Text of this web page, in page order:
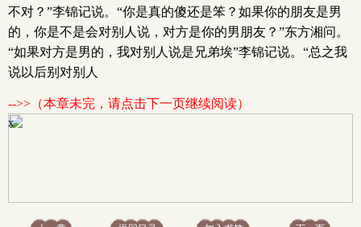
不对？”李锦记说。“你是真的傻还是笨？如果你的朋友是男
的，你是不是会对别人说，对方是你的男朋友？”东方湘问。
“如果对方是男的，我对别人说是兄弟埃”李锦记说。“总之我
说以后别对别人
-->>（本章未完，请点击下一页继续阅读）
x